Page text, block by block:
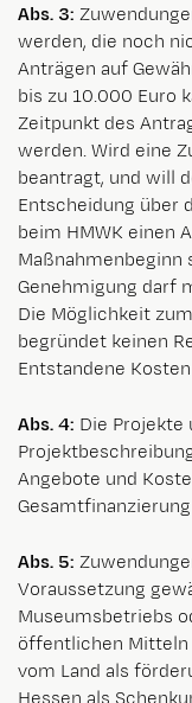
Abs. 3:
werden, die noch
Anträgen auf
bis zu 10.000 Euro
Zeitpunkt des
werden. Wird eine
beantragt, und will
Entscheidung über
beim HMWK einen
Maßnahmenbeginn
Genehmigung darf
Die Möglichkeit
begründet keinen
Entstandene
Abs. 4: Die Projekte
Angebote und
Abs. 5:
Voraussetzung
Museumsbetriebs
öffentlichen Mitteln
vom Land als